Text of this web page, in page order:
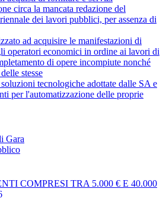
circa la mancata redazione del
dei lavori pubblici, per assenza di
ad acquisire le manifestazioni di
operatori economici in ordine ai lavori di
di opere incompiute nonché
stesse
tecnologiche adottate dalle SA e
per l'automatizzazione delle proprie
Gara
COMPRESI TRA 5.000 € E 40.000